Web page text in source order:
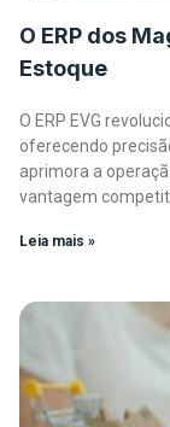
O ERP dos
Estoque
O ERP EVG
oferecendo
aprimora a
vantagem
Leia mais »